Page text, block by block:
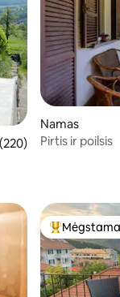
įvertinimas: 4,95 iš
Namas
Pirtis ir poilsis
Svečių